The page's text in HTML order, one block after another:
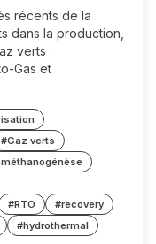
récents de la
dans la production,
verts :
Gas et
#Gaz verts
#RTO
#recovery
#hydrothermal